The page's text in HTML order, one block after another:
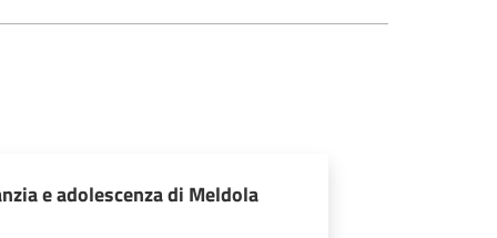
e adolescenza di Meldola